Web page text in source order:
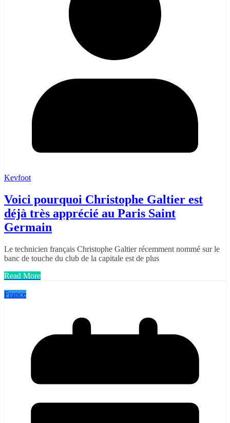
Kevfoot
Voici pourquoi Christophe Galtier est
déjà très apprécié au Paris Saint
Germain
Le technicien français Christophe Galtier récemment nommé sur le
banc de touche du club de la capitale est de plus
Read More
France